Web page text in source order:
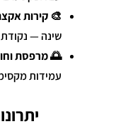
🎨 קירות
שינה — נקודת
🌅 מרפסת
עמידות